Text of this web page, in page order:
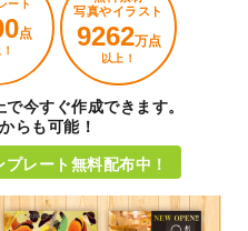
ート
点
写真やイラスト
9262万点
以上！
今すぐ作成できます。
らも可能！
レート無料配布中！